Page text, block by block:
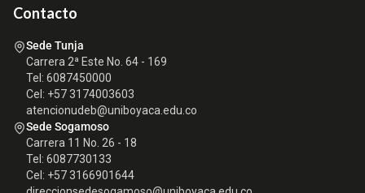
Contacto
Sede Tunja
Carrera 2ª Este No. 64 - 169
Tel: 6087450000
Cel: +57 3174003603
atencionudeb@uniboyaca.edu.co
Sede Sogamoso
Carrera 11 No. 26 - 18
Tel: 6087730133
Cel: +57 3166901644